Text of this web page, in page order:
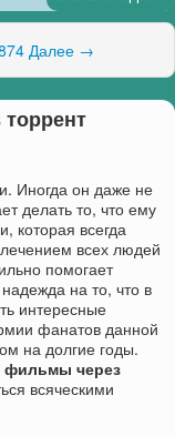
Далее →
Иногда он даже не
делать то, что ему
которая всегда
всех людей
помогает
на то, что в
интересные
фанатов данной
на долгие годы.
фильмы через
всяческими